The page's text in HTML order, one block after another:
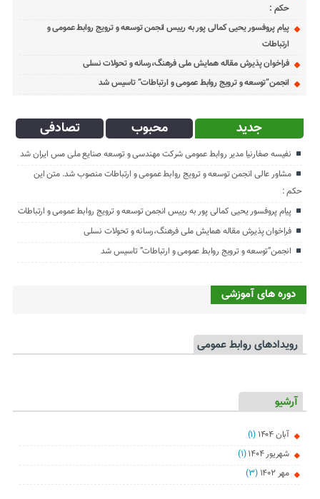
حکم :
پیام پروفسور یحیی کمالی پور به رییس انجمن توسعه و ترویج روابط عمومی و
ارتباطات
فراخوان پذیرش مقاله همایش ملی فرهنگ،رسانه و تحولات نسلی
انجمن”توسعه و ترویج روابط عمومی و ارتباطات” تاسیس شد
جدید محبوب تصادفی
نفیسه صفارنیا مدیر روابط‌ عمومی شرکت مهندسی و توسعه صنایع ملی مس ایران شد
مشاور عالی انجمن توسعه و ترویج روابط عمومی و ارتباطات منصوب شد. متن این
حکم :
پیام پروفسور یحیی کمالی پور به رییس انجمن توسعه و ترویج روابط عمومی و ارتباطات
فراخوان پذیرش مقاله همایش ملی فرهنگ،رسانه و تحولات نسلی
انجمن”توسعه و ترویج روابط عمومی و ارتباطات” تاسیس شد
دوره های آموزشی
رویدادهای روابط عمومی
آرشیو
آبان ۱۴۰۴
(۱)
شهریور ۱۴۰۴
(۱)
مهر ۱۴۰۲
(۳)